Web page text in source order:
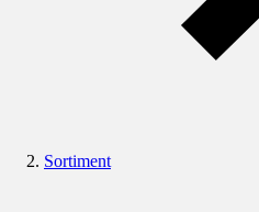
Sortiment